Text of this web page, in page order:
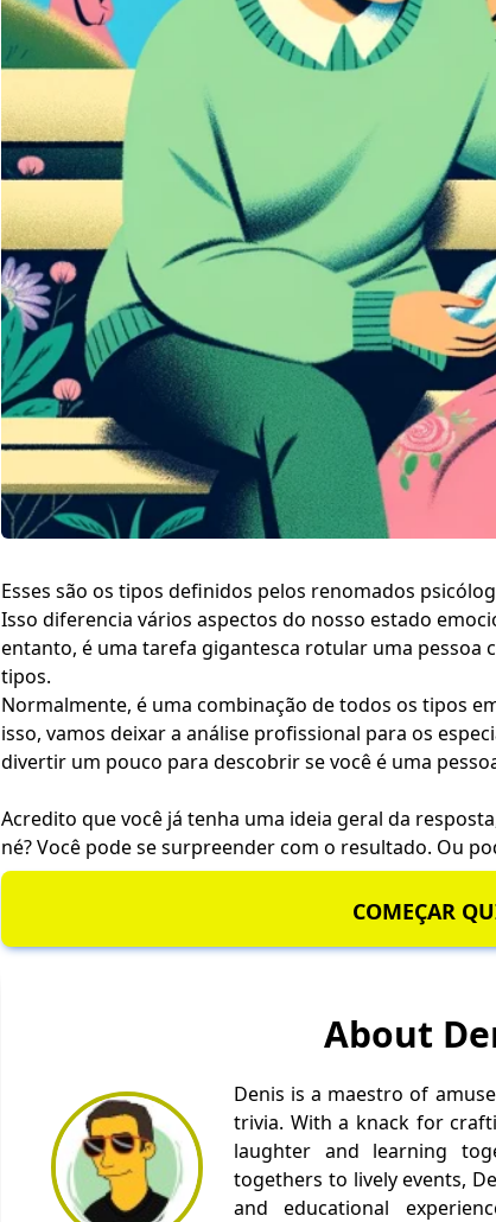
Esses são os tipos definidos pelos renomados
Isso diferencia vários aspectos do nosso estado
entanto, é uma tarefa gigantesca rotular uma pessoa
tipos.
Normalmente, é uma combinação de todos os tipos
isso, vamos deixar a análise profissional para os
divertir um pouco para descobrir se você é uma
Acredito que você já tenha uma ideia geral da
né? Você pode se surpreender com o resultado. Ou
COMEÇAR
About
Denis is a maestro of
trivia. With a knack for
laughter and learning
togethers to lively events,
and educational